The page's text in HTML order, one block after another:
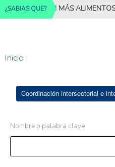
¿SABIAS QUE?MÁS ALIMENTOS
Inicio |
Coordinación intersectorial e
Nombre o palabra clave